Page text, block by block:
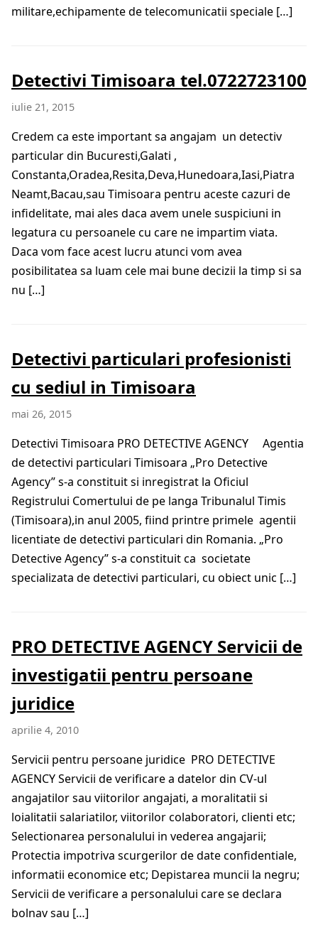
militare,echipamente de telecomunicatii speciale […]
Detectivi Timisoara tel.0722723100
iulie 21, 2015
Credem ca este important sa angajam un detectiv
particular din Bucuresti,Galati ,
Constanta,Oradea,Resita,Deva,Hunedoara,Iasi,Piatra
Neamt,Bacau,sau Timisoara pentru aceste cazuri de
infidelitate, mai ales daca avem unele suspiciuni in
legatura cu persoanele cu care ne impartim viata.
Daca vom face acest lucru atunci vom avea
posibilitatea sa luam cele mai bune decizii la timp si sa
nu […]
Detectivi particulari profesionisti
cu sediul in Timisoara
mai 26, 2015
Detectivi Timisoara PRO DETECTIVE AGENCY Agentia
de detectivi particulari Timisoara „Pro Detective
Agency” s-a constituit si inregistrat la Oficiul
Registrului Comertului de pe langa Tribunalul Timis
(Timisoara),in anul 2005, fiind printre primele agentii
licentiate de detectivi particulari din Romania. „Pro
Detective Agency” s-a constituit ca societate
specializata de detectivi particulari, cu obiect unic […]
PRO DETECTIVE AGENCY Servicii de
investigatii pentru persoane
juridice
aprilie 4, 2010
Servicii pentru persoane juridice PRO DETECTIVE
AGENCY Servicii de verificare a datelor din CV-ul
angajatilor sau viitorilor angajati, a moralitatii si
loialitatii salariatilor, viitorilor colaboratori, clienti etc;
Selectionarea personalului in vederea angajarii;
Protectia impotriva scurgerilor de date confidentiale,
informatii economice etc; Depistarea muncii la negru;
Servicii de verificare a personalului care se declara
bolnav sau […]